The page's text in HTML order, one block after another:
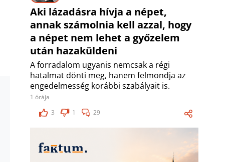
Aki lázadásra hívja a népet,
annak számolnia kell azzal, hogy
a népet nem lehet a győzelem
után hazaküldeni
A forradalom ugyanis nemcsak a régi
hatalmat dönti meg, hanem felmondja az
engedelmesség korábbi szabályait is.
1 órája
3
1 29